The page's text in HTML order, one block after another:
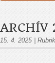
ARCHÍV
15. 4. 2025